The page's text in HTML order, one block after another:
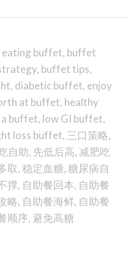
eating buffet, buffet
, buffet tips,
, diabetic buffet, enjoy
at buffet, healthy
buffet, low GI buffet,
loss buffet, 三口策略,
自助, 先低后高,减肥吃
取,稳定血糖,糖尿病自
撑, 自助餐回本, 自助餐
略, 自助餐海鲜, 自助餐
顺序, 避免高糖